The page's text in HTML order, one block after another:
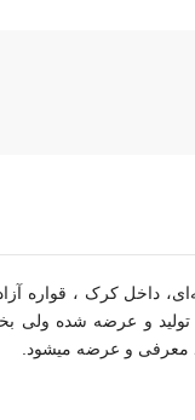
تولید و عرضه شده